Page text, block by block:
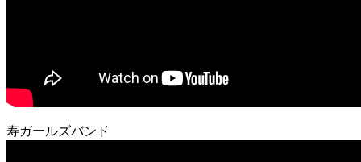
寿ガールズバンド